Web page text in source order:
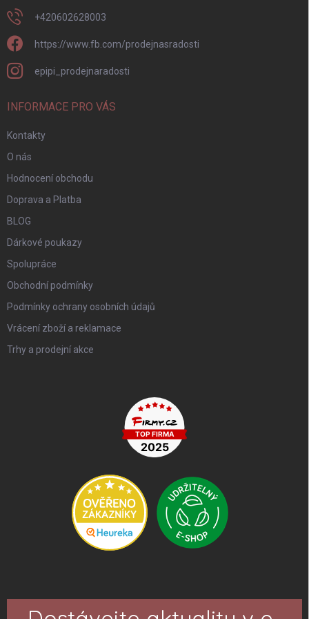
+420602628003
https://www.fb.com/prodejnasradosti
epipi_prodejnaradosti
INFORMACE PRO VÁS
Kontakty
O nás
Hodnocení obchodu
Doprava a Platba
BLOG
Dárkové poukazy
Spolupráce
Obchodní podmínky
Podmínky ochrany osobních údajů
Vrácení zboží a reklamace
Trhy a prodejní akce